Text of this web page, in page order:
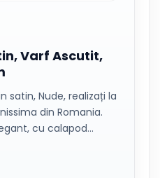
Varf Ascutit,
satin, Nude, realizați la
din Romania.
cu calapod…